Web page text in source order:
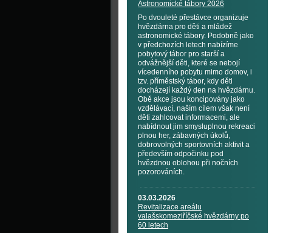
Astronomické tábory 2026
Po dvouleté přestávce organizuje
hvězdárna pro děti a mládež
astronomické tábory. Podobně jako
v předchozích letech nabízíme
pobytový tábor pro starší a
odvážnější děti, které se nebojí
vícedenního pobytu mimo domov, i
tzv. příměstský tábor, kdy děti
docházejí každý den na hvězdárnu.
Obě akce jsou koncipovány jako
vzdělávací, naším cílem však není
děti zahlcovat informacemi, ale
nabídnout jim smysluplnou rekreaci
plnou her, zábavných úkolů,
dobrovolných sportovních aktivit a
především odpočinku pod
hvězdnou oblohou při nočních
pozorováních.
03.03.2026
Revitalizace areálu
valašskomeziříčské hvězdárny po
60 letech